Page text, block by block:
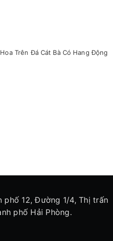
Trên Đá Cát Bà Có Hang Động
phố 12, Đường 1/4, Thị trấn
phố Hải Phòng.